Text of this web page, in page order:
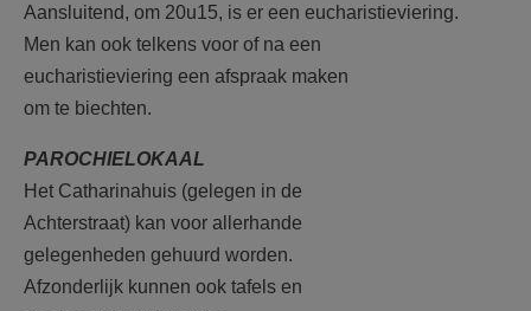
Aansluitend, om 20u15, is er een eucharistieviering.
Men kan ook telkens voor of na een
eucharistieviering een afspraak maken
om te biechten.
PAROCHIELOKAAL
Het Catharinahuis (gelegen in de
Achterstraat) kan voor allerhande
gelegenheden gehuurd worden.
Afzonderlijk kunnen ook tafels en